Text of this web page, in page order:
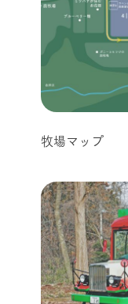
牧場マップ